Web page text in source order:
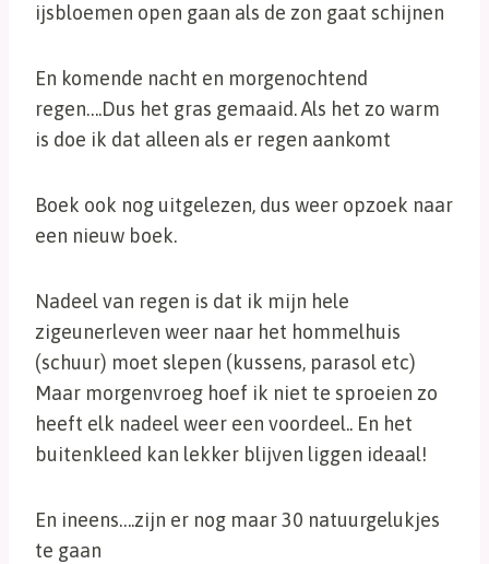
ijsbloemen open gaan als de zon gaat schijnen
En komende nacht en morgenochtend
regen….Dus het gras gemaaid. Als het zo warm
is doe ik dat alleen als er regen aankomt
Boek ook nog uitgelezen, dus weer opzoek naar
een nieuw boek.
Nadeel van regen is dat ik mijn hele
zigeunerleven weer naar het hommelhuis
(schuur) moet slepen (kussens, parasol etc)
Maar morgenvroeg hoef ik niet te sproeien zo
heeft elk nadeel weer een voordeel.. En het
buitenkleed kan lekker blijven liggen ideaal!
En ineens….zijn er nog maar 30 natuurgelukjes
te gaan